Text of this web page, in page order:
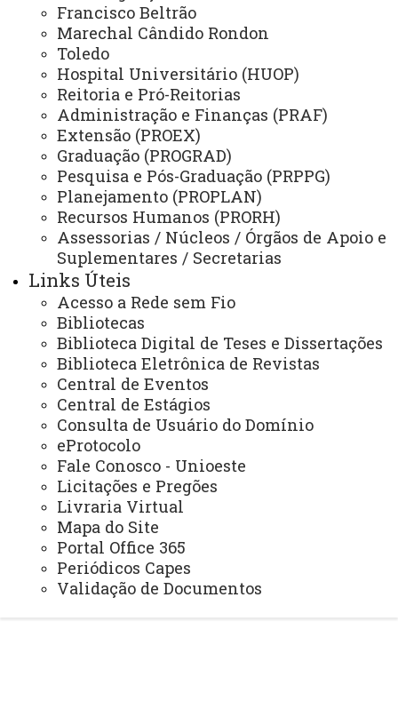
Francisco Beltrão
Marechal Cândido Rondon
Toledo
Hospital Universitário (HUOP)
Reitoria e Pró-Reitorias
Administração e Finanças (PRAF)
Extensão (PROEX)
Graduação (PROGRAD)
Pesquisa e Pós-Graduação (PRPPG)
Planejamento (PROPLAN)
Recursos Humanos (PRORH)
Assessorias / Núcleos / Órgãos de Apoio e
Suplementares / Secretarias
Links Úteis
Acesso a Rede sem Fio
Bibliotecas
Biblioteca Digital de Teses e Dissertações
Biblioteca Eletrônica de Revistas
Central de Eventos
Central de Estágios
Consulta de Usuário do Domínio
eProtocolo
Fale Conosco - Unioeste
Licitações e Pregões
Livraria Virtual
Mapa do Site
Portal Office 365
Periódicos Capes
Validação de Documentos
NÚCLEOS
NeadUni - Núcleo de Educação a Distância
NEE - Núcleo de Estações Experimentais
NTI - Núcleo de Tecnologia da Informação
NIP - Núcleo de Inserção Profissional
NUFOPE - Núcleo de Formação Docente e Prática de Ensino
NUTE - Núcleo de Telemedicina
Núcleos Complementares
PROGRAMAS INSTITUCIONAIS
PEL - Programa de Ensino de Línguas
PEE - Educação Especial
PIBID - Bolsas de Iniciação à Docência
PEIEX - Programa de Qualificação para Exportação
© 2026 Todos os direitos reservados.
UNIOESTE - Universidade Estadual do Oeste do